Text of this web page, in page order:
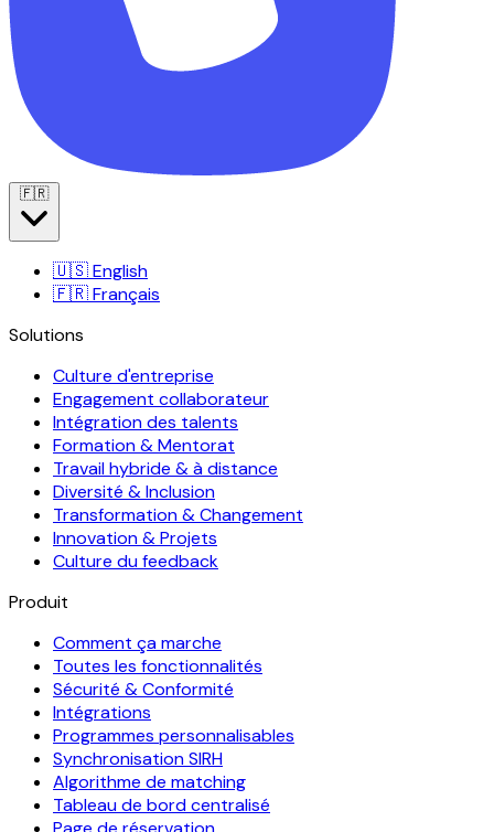
🇫🇷
🇺🇸English
🇫🇷Français
Solutions
Culture d'entreprise
Engagement collaborateur
Intégration des talents
Formation & Mentorat
Travail hybride & à distance
Diversité & Inclusion
Transformation & Changement
Innovation & Projets
Culture du feedback
Produit
Comment ça marche
Toutes les fonctionnalités
Sécurité & Conformité
Intégrations
Programmes personnalisables
Synchronisation SIRH
Algorithme de matching
Tableau de bord centralisé